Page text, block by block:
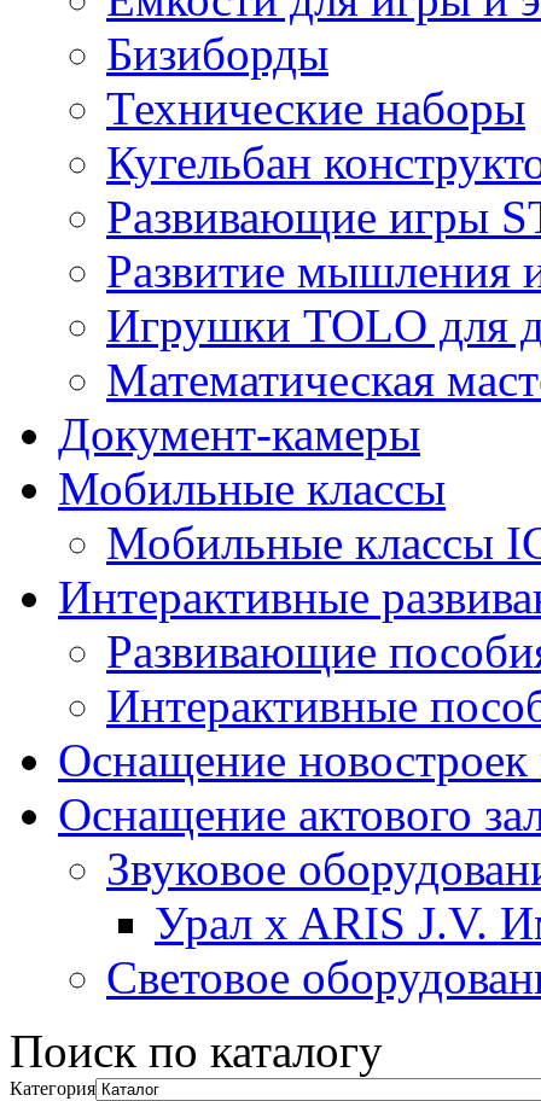
Бизиборды
Технические наборы
Кугельбан
Развивающие игры
Развитие мышления
Игрушки TOLO для
Математическая
Документ-камеры
Мобильные классы
Мобильные классы
Интерактивные
Развивающие
Интерактивные
Оснащение новостроек
Оснащение актового
Звуковое
Урал x ARIS J.V.
Световое
Поиск по каталогу
Категория